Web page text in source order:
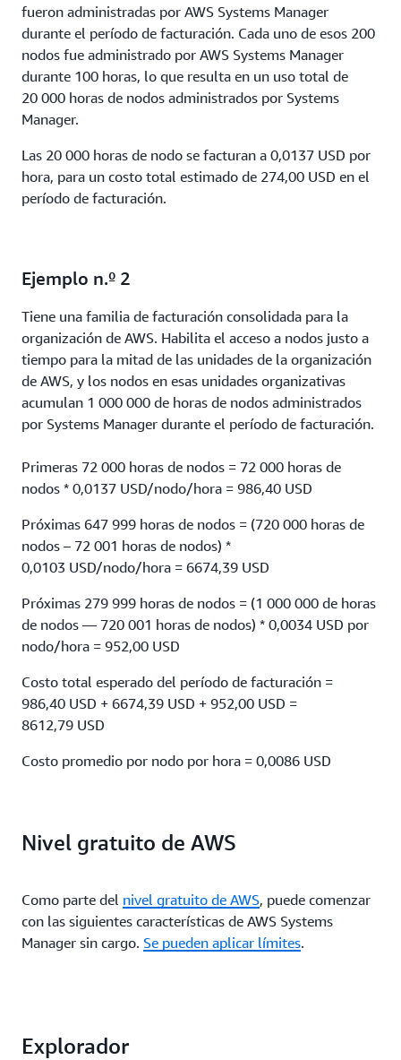
fueron administradas por AWS Systems Manager
durante el período de facturación. Cada uno de esos 200
nodos fue administrado por AWS Systems Manager
durante 100 horas, lo que resulta en un uso total de
20 000 horas de nodos administrados por Systems
Manager.
Las 20 000 horas de nodo se facturan a 0,0137 USD por
hora, para un costo total estimado de 274,00 USD en el
período de facturación.
Ejemplo n.º 2
Tiene una familia de facturación consolidada para la
organización de AWS. Habilita el acceso a nodos justo a
tiempo para la mitad de las unidades de la organización
de AWS, y los nodos en esas unidades organizativas
acumulan 1 000 000 de horas de nodos administrados
por Systems Manager durante el período de facturación.
Primeras 72 000 horas de nodos = 72 000 horas de
nodos * 0,0137 USD/nodo/hora = 986,40 USD
Próximas 647 999 horas de nodos = (720 000 horas de
nodos – 72 001 horas de nodos) *
0,0103 USD/nodo/hora = 6674,39 USD
Próximas 279 999 horas de nodos = (1 000 000 de horas
de nodos — 720 001 horas de nodos) * 0,0034 USD por
nodo/hora = 952,00 USD
Costo total esperado del período de facturación =
986,40 USD + 6674,39 USD + 952,00 USD =
8612,79 USD
Costo promedio por nodo por hora = 0,0086 USD
Nivel gratuito de AWS
Como parte del nivel gratuito de AWS, puede comenzar
con las siguientes características de AWS Systems
Manager sin cargo. Se pueden aplicar límites.
Explorador